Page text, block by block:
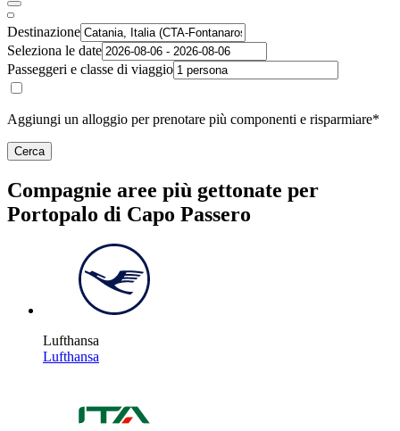
Destinazione
Seleziona le date
Passeggeri e classe di viaggio
Aggiungi un alloggio per prenotare più componenti e risparmiare*
Cerca
Compagnie aree più gettonate per
Portopalo di Capo Passero
Lufthansa
Lufthansa